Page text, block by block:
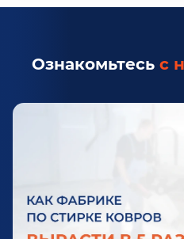
Ознакомьтесь с